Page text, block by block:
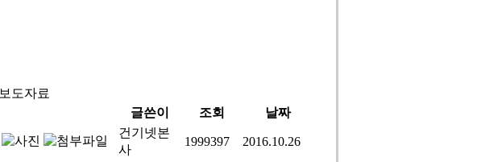
보도자료
글쓴이 조회 날짜
건기넷본
사
1999397 2016.10.26